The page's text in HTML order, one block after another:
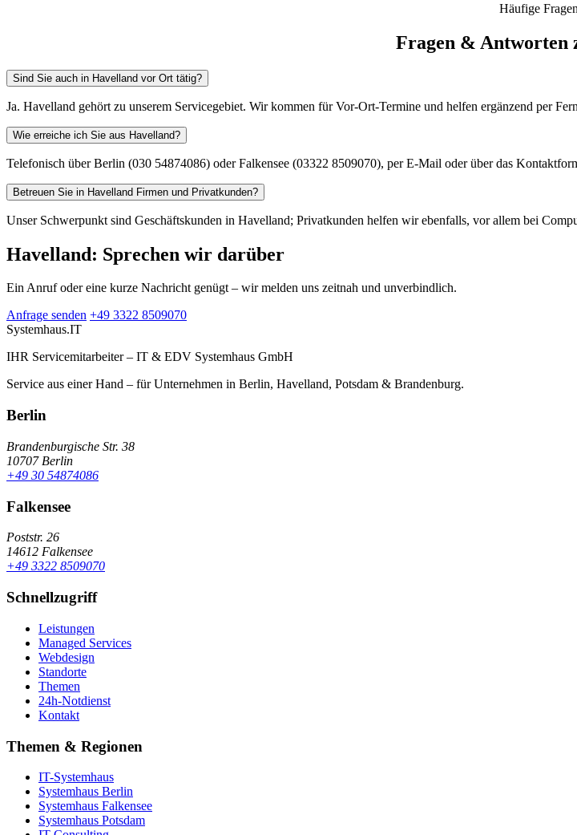
Häufige Fragen
Fragen & Antworten
Sind Sie auch in Havelland vor Ort tätig?
Ja. Havelland gehört zu unserem Servicegebiet. Wir kommen für Vor-Ort-Termine und helfen ergänzend per
Wie erreiche ich Sie aus Havelland?
Telefonisch über Berlin (030 54874086) oder Falkensee (03322 8509070), per E-Mail oder über das
Betreuen Sie in Havelland Firmen und Privatkunden?
Unser Schwerpunkt sind Geschäftskunden in Havelland; Privatkunden helfen wir ebenfalls, vor allem bei
Havelland: Sprechen wir darüber
Ein Anruf oder eine kurze Nachricht genügt – wir melden uns zeitnah und unverbindlich.
Anfrage senden +49 3322 8509070
Systemhaus.IT
IHR Servicemitarbeiter – IT & EDV Systemhaus GmbH
Service aus einer Hand – für Unternehmen in Berlin, Havelland, Potsdam & Brandenburg.
Berlin
Brandenburgische Str. 38
10707 Berlin
+49 30 54874086
Falkensee
Poststr. 26
14612 Falkensee
+49 3322 8509070
Schnellzugriff
Leistungen
Managed Services
Webdesign
Standorte
Themen
24h-Notdienst
Kontakt
Themen & Regionen
IT-Systemhaus
Systemhaus Berlin
Systemhaus Falkensee
Systemhaus Potsdam